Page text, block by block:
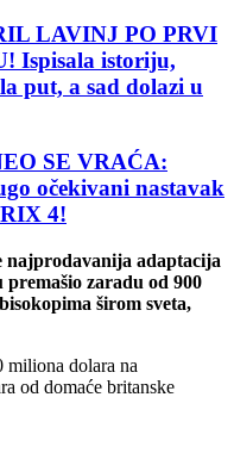
LAVINJ PO PRVI
Ispisala istoriju,
put, a sad dolazi u
SE VRAĆA:
očekivani nastavak
4!
najprodavanija adaptacija
zaradu od 900
širom sveta,
miliona dolara na
od domaće britanske